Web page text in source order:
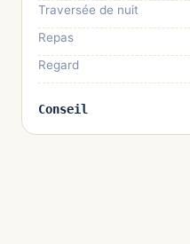
Traversée de nuit
Repas
Regard
Conseil